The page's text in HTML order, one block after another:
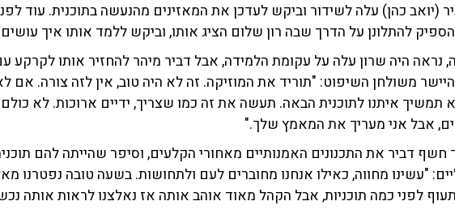
(יואב כהן) עלה לשידור וביקש לעדכן את המאזינים מהנעשה בתוכנית. עוד
להתלונן על הדרך שבה רון שלום הציג אותו, וביקש ללמד אותו איך
נראה היה שרון עלה על עקומת הלמידה, אבל דביר מיהר להחזיר אותו לקרקע
היישר משולחן השיפוט: "תוריד את המוזיקה. זה לא היה טוב, אין לזה צורה. אם
תמשיך איתנו לתוכנית הבאה. תעשה את זה כמו שצריך, ידיים ארוכות. לא
אבל אני מעריך את המאמץ שלך."
דביר את התכנונים האמנותיים מאחורי הקלעים, וסיפר שהייתה להם
"עשינו מחווה, כאילו אנחנו מחוברים לעם ולתחושות. בשעה טובה נפטרנו
לפני כמה תוכניות, אבל הקהל מאוד אוהב אותה אז נאלצנו לראות אותה